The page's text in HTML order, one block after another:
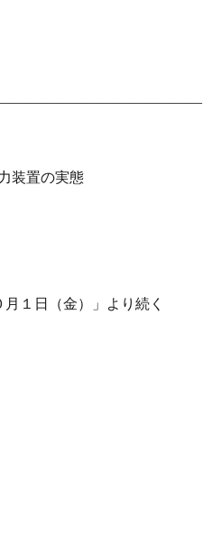
装置の実態
１日（金）」より続く